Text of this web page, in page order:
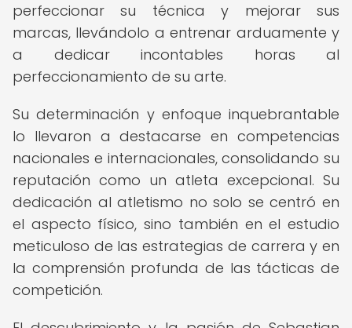
perfeccionar su técnica y mejorar sus
marcas, llevándolo a entrenar arduamente y
a dedicar incontables horas al
perfeccionamiento de su arte.
Su determinación y enfoque inquebrantable
lo llevaron a destacarse en competencias
nacionales e internacionales, consolidando su
reputación como un atleta excepcional. Su
dedicación al atletismo no solo se centró en
el aspecto físico, sino también en el estudio
meticuloso de las estrategias de carrera y en
la comprensión profunda de las tácticas de
competición.